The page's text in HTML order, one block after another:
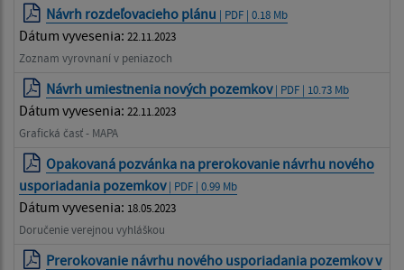
Návrh rozdeľovacieho plánu | PDF | 0.18 Mb
Dátum vyvesenia: 22.11.2023
Zoznam vyrovnaní v peniazoch
Návrh umiestnenia nových pozemkov| PDF | 10.73 Mb
Dátum vyvesenia: 22.11.2023
Grafická časť - MAPA
Opakovaná pozvánka na prerokovanie návrhu nového
usporiadania pozemkov| PDF | 0.99 Mb
Dátum vyvesenia: 18.05.2023
Doručenie verejnou vyhláškou
Prerokovanie návrhu nového usporiadania pozemkov v